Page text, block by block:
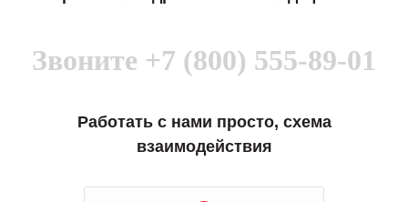
Звоните +7 (800) 555-89-01
Работать с нами просто, схема
взаимодействия